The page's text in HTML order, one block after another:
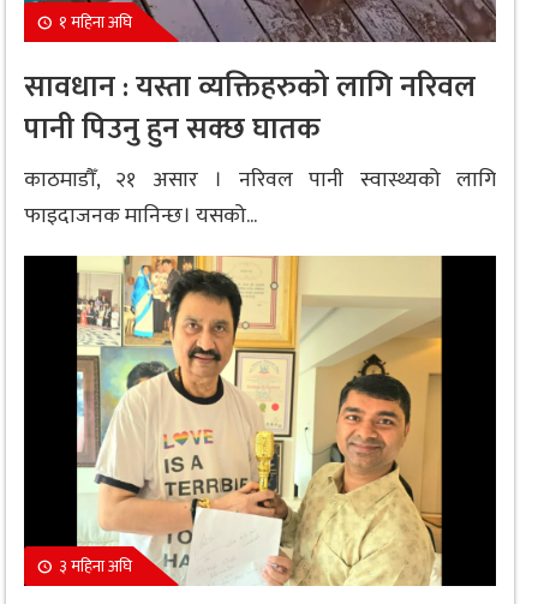
१ महिना अघि
सावधान : यस्ता व्यक्तिहरुको लागि नरिवल
पानी पिउनु हुन सक्छ घातक
काठमाडौँ, २१ असार । नरिवल पानी स्वास्थ्यको लागि
फाइदाजनक मानिन्छ। यसको...
३ महिना अघि